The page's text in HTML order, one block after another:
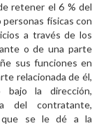
retener el 6 % del
personas físicas con
a través de los
o de una parte
sus funciones en
relacionada de él,
la dirección,
del contratante,
que se le dé a la